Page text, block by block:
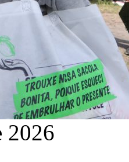
2026